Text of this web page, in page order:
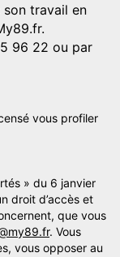
travail en
96 22 ou par
vous profiler
» du 6 janvier
droit d’accès et
que vous
. Vous
vous opposer au